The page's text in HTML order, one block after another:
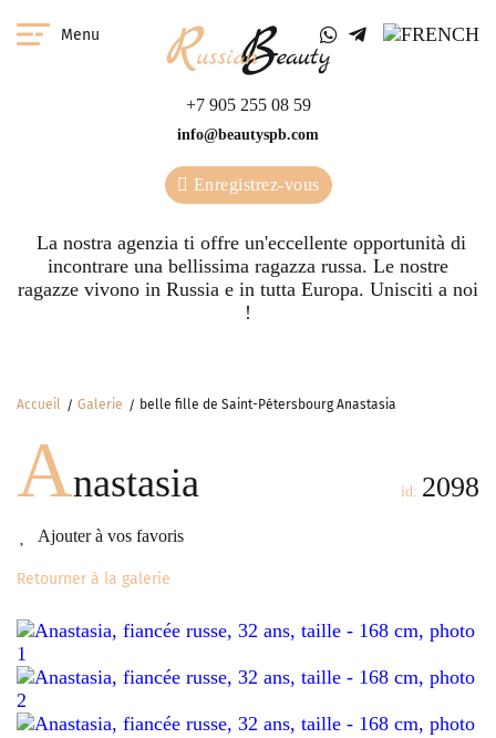
Menu
+7 905 255 08 59
info@beautyspb.com
Enregistrez-vous
La nostra agenzia ti offre un'eccellente opportunità di
incontrare una bellissima ragazza russa. Le nostre
ragazze vivono in Russia e in tutta Europa. Unisciti a noi
!
Accueil Galerie belle fille de Saint-Pétersbourg Anastasia
Anastasia
Ajouter à vos favoris
id: 2098
Retourner à la galerie